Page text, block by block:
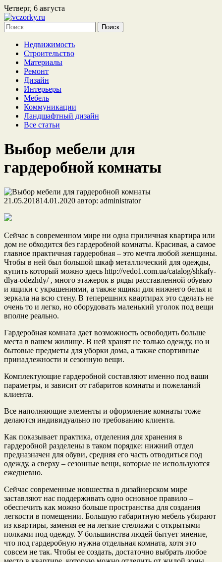
Четверг, 6 августа
Найти:
Недвижимость
Строительство
Материалы
Ремонт
Дизайн
Интерьеры
Мебель
Коммуникации
Ландшафтный дизайн
Все статьи
Выбор мебели для
гардеробной комнаты
21.05.201814.01.2020 автор: administrator
Сейчас в современном мире ни одна приличная квартира или
дом не обходится без гардеробной комнаты. Красивая, а самое
главное практичная гардеробная – это мечта любой женщины.
Чтобы в ней был большой шкаф металлический для одежды,
купить который можно здесь http://vedo1.com.ua/catalog/shkafy-
dlya-odezhdy/ , много этажерок в ряды расставленной обувью
и ящики с украшениями, а также ящики для нижнего белья и
зеркала на всю стену. В теперешних квартирах это сделать не
очень то и легко, но оборудовать маленький уголок под вещи
вполне реально.
Гардеробная комната дает возможность освободить больше
места в вашем жилище. В ней хранят не только одежду, но и
бытовые предметы для уборки дома, а также спортивные
принадлежности и сезонную вещи.
Комплектующие гардеробной составляют именно под ваши
параметры, и зависит от габаритов комнаты и пожеланий
клиента.
Все наполняющие элементы и оформление комнаты тоже
делаются индивидуально по требованию клиента.
Как показывает практика, отделения для хранения в
гардеробной разделены в таком порядке: нижний отдел
предназначен для обуви, средняя его часть отводиться под
одежду, а сверху – сезонные вещи, которые не используются
ежедневно.
Сейчас современные новшества в дизайнерском мире
заставляют нас поддерживать одно основное правило –
обеспечить как можно больше пространства для создания
легкости в помещении. Большую габаритную мебель убирают
из квартиры, заменяя ее на легкие стеллажи с открытыми
полками под одежду. У большинства людей бытует мнение,
что под гардеробную нужна отдельная комната, хотя это
совсем не так. Чтобы ее создать, достаточно выбрать любое